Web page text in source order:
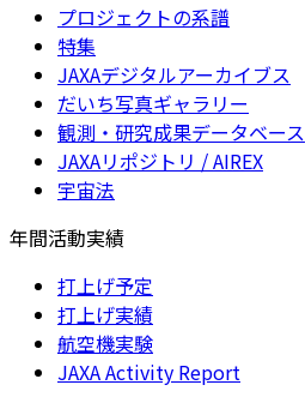
プロジェクトの系譜
特集
JAXAデジタルアーカイブス
だいち写真ギャラリー
観測・研究成果データベース
JAXAリポジトリ / AIREX
宇宙法
年間活動実績
打上げ予定
打上げ実績
航空機実験
JAXA Activity Report